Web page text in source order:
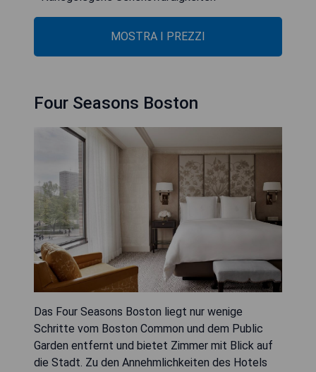
MOSTRA I PREZZI
Four Seasons Boston
Das Four Seasons Boston liegt nur wenige
Schritte vom Boston Common und dem Public
Garden entfernt und bietet Zimmer mit Blick auf
die Stadt. Zu den Annehmlichkeiten des Hotels